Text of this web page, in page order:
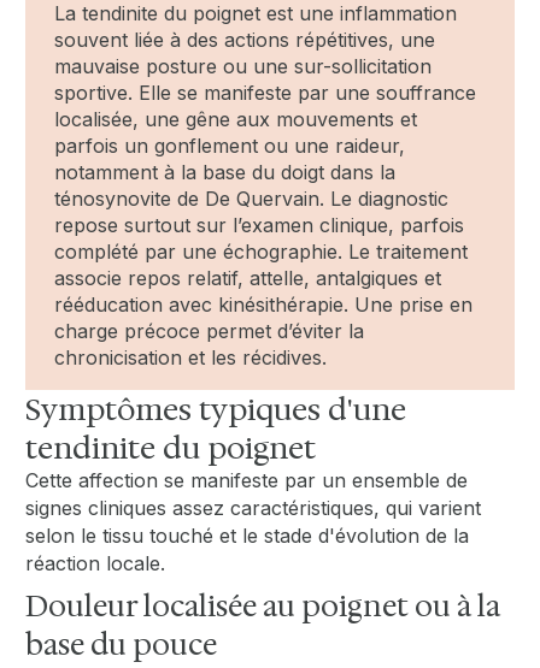
La tendinite du poignet est une inflammation
souvent liée à des actions répétitives, une
mauvaise posture ou une sur-sollicitation
sportive. Elle se manifeste par une souffrance
localisée, une gêne aux mouvements et
parfois un gonflement ou une raideur,
notamment à la base du doigt dans la
ténosynovite de De Quervain. Le diagnostic
repose surtout sur l’examen clinique, parfois
complété par une échographie. Le traitement
associe repos relatif, attelle, antalgiques et
rééducation avec kinésithérapie. Une prise en
charge précoce permet d’éviter la
chronicisation et les récidives.
Symptômes typiques d'une
tendinite du poignet
Cette affection se manifeste par un ensemble de
signes cliniques assez caractéristiques, qui varient
selon le tissu touché et le stade d'évolution de la
réaction locale.
Douleur localisée au poignet ou à la
base du pouce